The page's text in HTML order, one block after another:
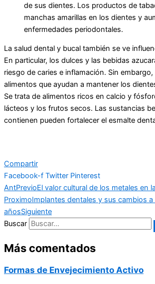
de sus dientes. Los productos de
manchas amarillas en los dientes y
enfermedades periodontales.
La salud dental y bucal también se ve
En particular, los dulces y las bebidas
riesgo de caries e inflamación. Sin
alimentos que ayudan a mantener los
Se trata de alimentos ricos en calcio y
lácteos y los frutos secos. Las sustancias
contienen pueden fortalecer el esmalte
Compartir
Facebook-f Twitter Pinterest
AntPrevioEl valor cultural de los metales en
ProximoImplantes dentales y sus cambios
añosSiguiente
Buscar
Más comentados
Formas de Envejecimiento Activo